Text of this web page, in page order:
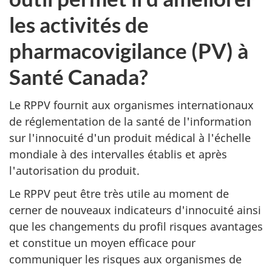
les activités de
pharmacovigilance (PV) à
Santé Canada?
Le RPPV fournit aux organismes internationaux
de réglementation de la santé de l'information
sur l'innocuité d'un produit médical à l'échelle
mondiale à des intervalles établis et après
l'autorisation du produit.
Le RPPV peut être très utile au moment de
cerner de nouveaux indicateurs d'innocuité ainsi
que les changements du profil risques avantages
et constitue un moyen efficace pour
communiquer les risques aux organismes de